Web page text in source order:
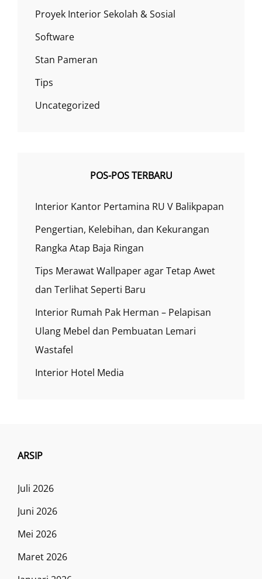
Proyek Interior Sekolah & Sosial
Software
Stan Pameran
Tips
Uncategorized
POS-POS TERBARU
Interior Kantor Pertamina RU V Balikpapan
Pengertian, Kelebihan, dan Kekurangan
Rangka Atap Baja Ringan
Tips Merawat Wallpaper agar Tetap Awet
dan Terlihat Seperti Baru
Interior Rumah Pak Herman – Pelapisan
Ulang Mebel dan Pembuatan Lemari
Wastafel
Interior Hotel Media
ARSIP
Juli 2026
Juni 2026
Mei 2026
Maret 2026